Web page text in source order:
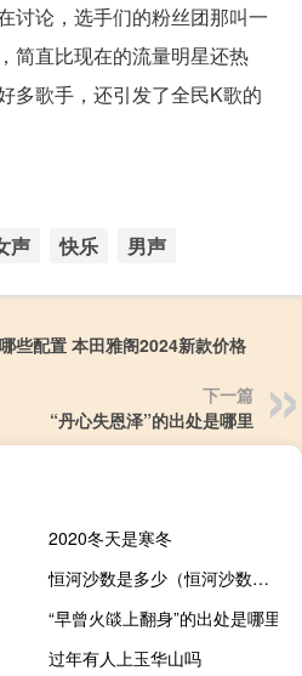
讨论，选手们的粉丝团那叫一
简直比现在的流量明星还热
多歌手，还引发了全民K歌的
声 快乐 男声
些配置 本田雅阁2024新款价格
下一篇
“丹心失恩泽”的出处是哪里
2020冬天是寒冬
恒河沙数是多少（恒河沙数的意思）
“早曾火燄上翻身”的出处是哪里
过年有人上玉华山吗